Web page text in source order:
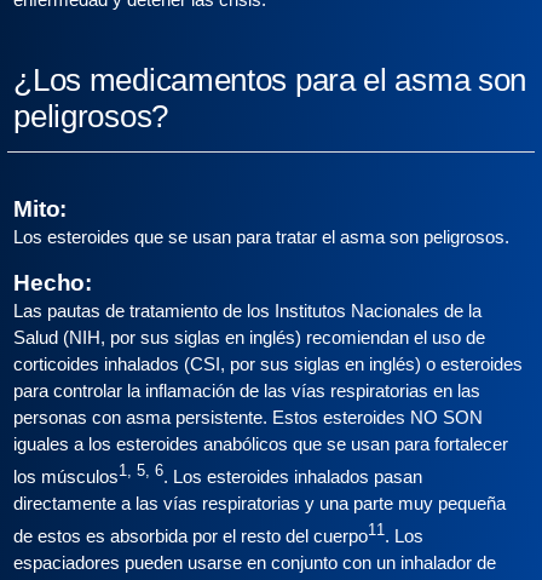
¿Los medicamentos para el asma son
peligrosos?
Mito:
Los esteroides que se usan para tratar el asma son peligrosos.
Hecho:
Las pautas de tratamiento de los Institutos Nacionales de la
Salud (NIH, por sus siglas en inglés) recomiendan el uso de
corticoides inhalados (CSI, por sus siglas en inglés) o esteroides
para controlar la inflamación de las vías respiratorias en las
personas con asma persistente. Estos esteroides NO SON
iguales a los esteroides anabólicos que se usan para fortalecer
los músculos1, 5, 6. Los esteroides inhalados pasan
directamente a las vías respiratorias y una parte muy pequeña
de estos es absorbida por el resto del cuerpo11. Los
espaciadores pueden usarse en conjunto con un inhalador de